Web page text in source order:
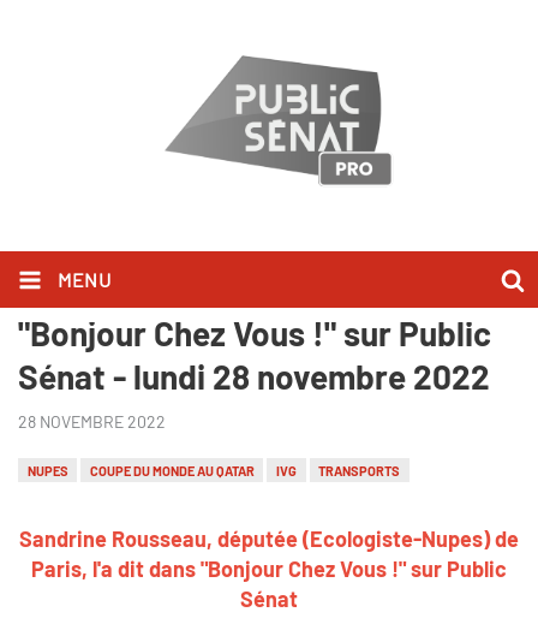
MENU
Sandrine Rousseau l'a dit dans
"Bonjour Chez Vous !" sur Public
Sénat - lundi 28 novembre 2022
28 NOVEMBRE 2022
NUPES COUPE DU MONDE AU QATAR IVG TRANSPORTS
Sandrine Rousseau, députée (Ecologiste-Nupes) de
Paris, l'a dit dans "Bonjour Chez Vous !" sur Public
Sénat